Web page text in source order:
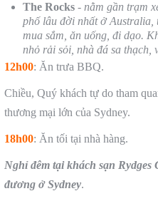
The Rocks - nằm gần trạm
phố lâu đời nhất ở Australia,
mua sắm, ăn uống, đi dạo.
nhỏ rải sỏi, nhà đá sa thạch,
12h00: Ăn trưa BBQ.
Chiều, Quý khách tự do tham
thương mại lớn của Sydney.
18h00: Ăn tối tại nhà hàng.
Nghỉ đêm tại khách sạn Rydges
đương ở Sydney.